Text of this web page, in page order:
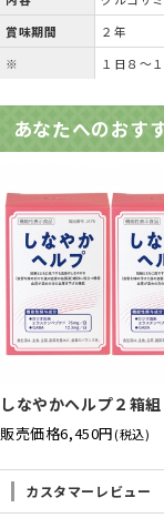
賞味期間
２年
※
１日８～
あなたへのおす
しなやかヘルプ２箱組
販売価格6,450円(税込)
カスタマーレビュー